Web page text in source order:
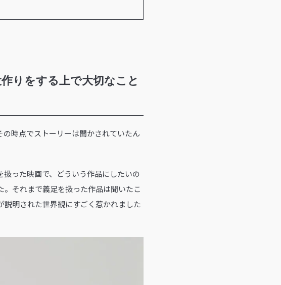
りをする上で大切なこと
の時点でストーリーは聞かされていたん
った映画で、どういう作品にしたいの
それまで義足を扱った作品は聞いたこ
明された世界観にすごく惹かれました